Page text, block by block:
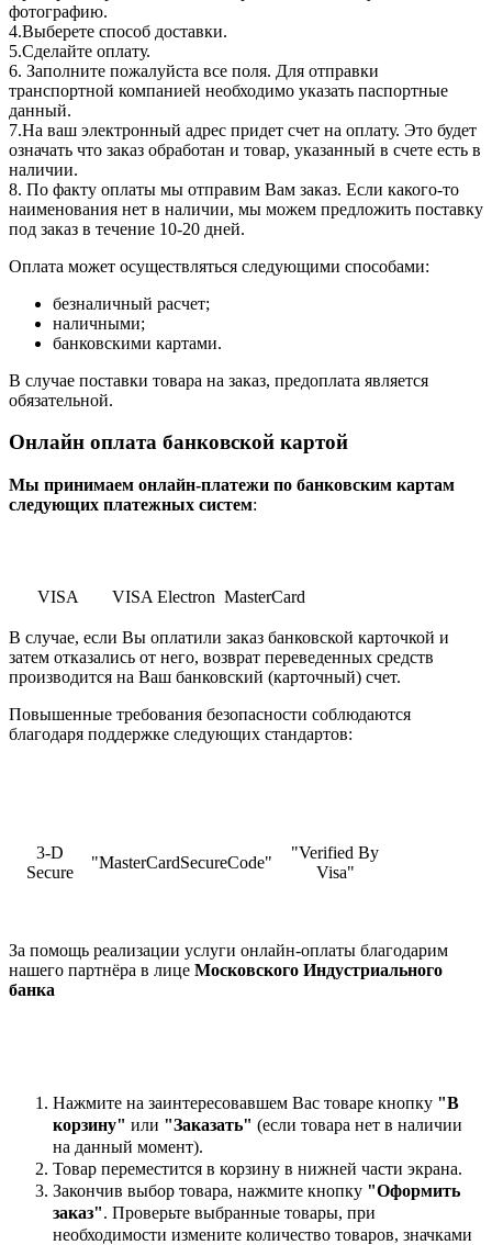
фотографию.
4.Выберете способ доставки.
5.Сделайте оплату.
6. Заполните пожалуйста все поля. Для отправки
транспортной компанией необходимо указать паспортные
данный.
7.На ваш электронный адрес придет счет на оплату. Это будет
означать что заказ обработан и товар, указанный в счете есть в
наличии.
8. По факту оплаты мы отправим Вам заказ. Если какого-то
наименования нет в наличии, мы можем предложить поставку
под заказ в течение 10-20 дней.
Оплата может осуществляться следующими способами:
безналичный расчет;
наличными;
банковскими картами.
В случае поставки товара на заказ, предоплата является
обязательной.
Онлайн оплата банковской картой
Мы принимаем онлайн-платежи по банковским картам
cледующих платежных систем:
VISA VISA Electron MasterCard
В случае, если Вы оплатили заказ банковской карточкой и
затем отказались от него, возврат переведенных средств
производится на Ваш банковский (карточный) счет.
Повышенные требования безопасности соблюдаются
благодаря поддержке следующих стандартов:
3-D
Secure
"MasterCardSecureCode"
"Verified By
Visa"
За помощь реализации услуги онлайн-оплаты благодарим
нашего партнёра в лице Московского Индустриального
банка
Нажмите на заинтересовавшем Вас товаре кнопку "В
корзину" или "Заказать" (если товара нет в наличии
на данный момент).
Товар переместится в корзину в нижней части экрана.
Закончив выбор товара, нажмите кнопку "Оформить
заказ". Проверьте выбранные товары, при
необходимости измените количество товаров, значками